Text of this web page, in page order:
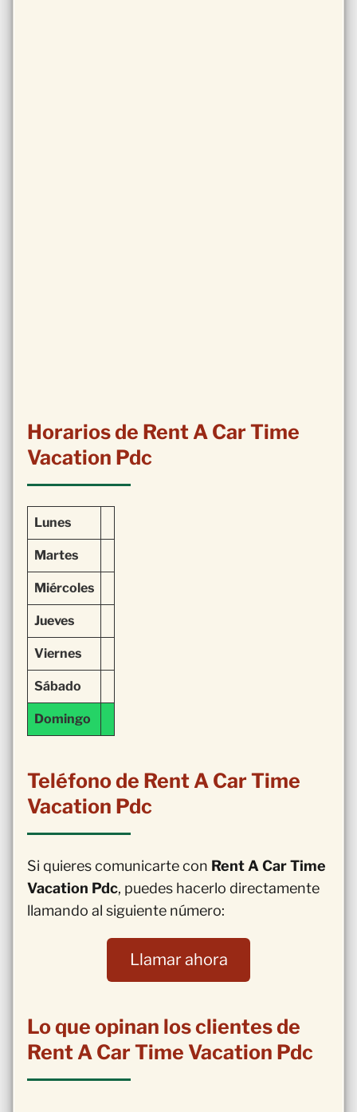
Horarios de Rent A Car Time
Vacation Pdc
Lunes
Martes
Miércoles
Jueves
Viernes
Sábado
Domingo
Teléfono de Rent A Car Time
Vacation Pdc
Si quieres comunicarte con Rent A Car Time
Vacation Pdc, puedes hacerlo directamente
llamando al siguiente número:
Llamar ahora
Lo que opinan los clientes de
Rent A Car Time Vacation Pdc